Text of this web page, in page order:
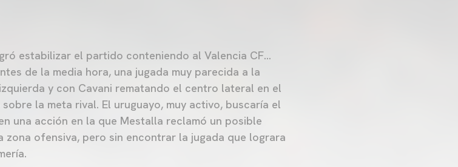
estabilizar el partido conteniendo al Valencia CF…
de la media hora, una jugada muy parecida a la
y con Cavani rematando el centro lateral en el
la meta rival. El uruguayo, muy activo, buscaría el
una acción en la que Mestalla reclamó un posible
zona ofensiva, pero sin encontrar la jugada que lograra